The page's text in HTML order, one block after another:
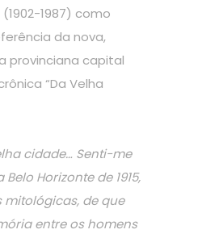
1987) como
da nova,
provinciana capital
“Da Velha
cidade… Senti-me
Horizonte de 1915,
mitológicas, de que
entre os homens